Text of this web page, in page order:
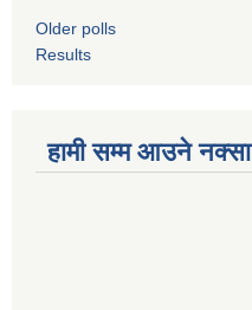
Older polls
Results
हामी सम्म आउने नक्सा